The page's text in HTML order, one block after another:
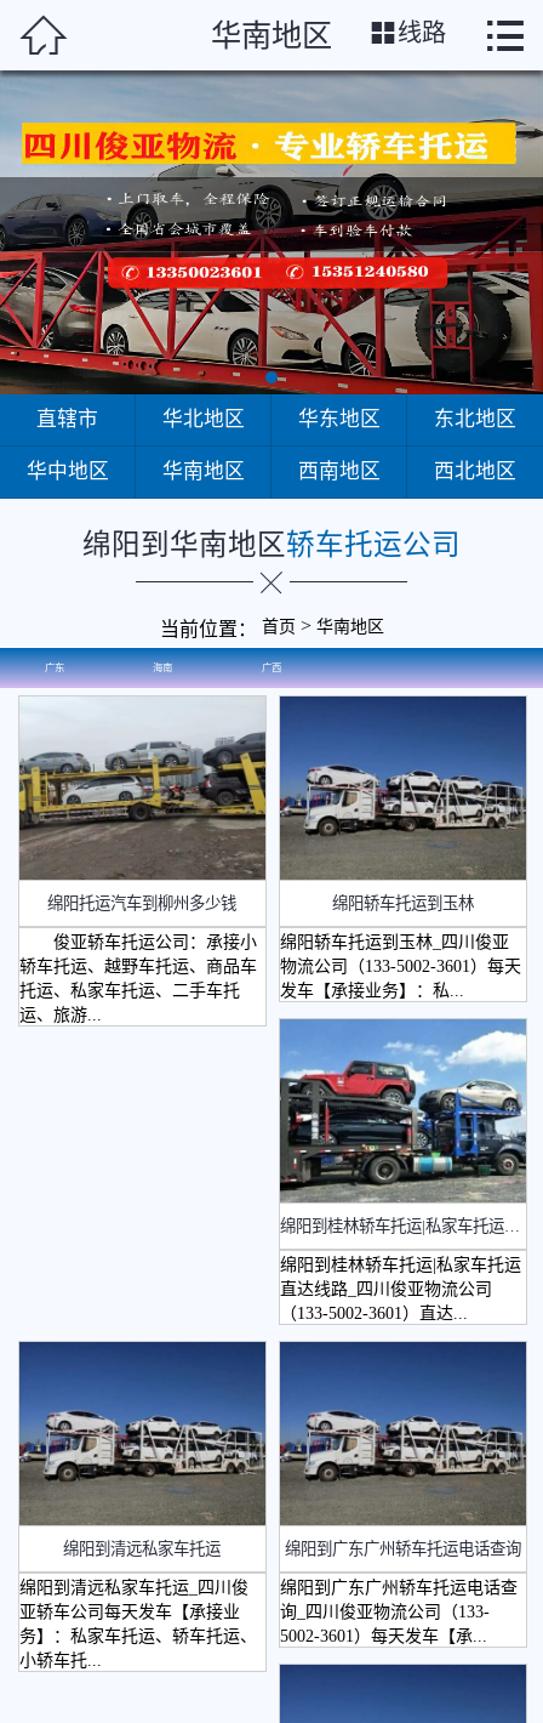
绵  首页
华北地区
华东地区
东北地区
华中地区
华南地区
西南地区
西北地区
 华南地区 线路 
直辖市 华北地区 华东地区 东北地区
华中地区 华南地区 西南地区 西北地区
绵阳到华南地区轿车托运公司
当前位置： 首页 > 华南地区
广东 海南 广西
绵阳托运汽车到柳州多少钱
俊亚轿车托运公司：承接小
轿车托运、越野车托运、商品车
托运、私家车托运、二手车托
运、旅游...
绵阳轿车托运到玉林
绵阳轿车托运到玉林_四川俊亚
物流公司（133-5002-3601）每天
发车【承接业务】：私...
​绵阳到桂林轿车托运|私家车托运直达线路
绵阳到桂林轿车托运|私家车托运
直达线路_四川俊亚物流公司
（133-5002-3601）直达...
绵阳到清远私家车托运
绵阳到清远私家车托运_四川俊
亚轿车公司每天发车【承接业
务】：私家车托运、轿车托运、
小轿车托...
绵阳到广东广州轿车托运电话查询
绵阳到广东广州轿车托运电话查
询_四川俊亚物流公司（133-
5002-3601）每天发车【承...